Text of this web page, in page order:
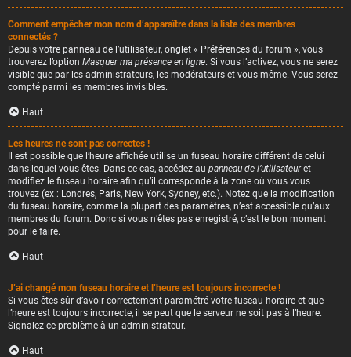
Comment empêcher mon nom d’apparaître dans la liste des membres
connectés ?
Depuis votre panneau de l’utilisateur, onglet « Préférences du forum », vous
trouverez l’option Masquer ma présence en ligne. Si vous l’activez, vous ne serez
visible que par les administrateurs, les modérateurs et vous-même. Vous serez
compté parmi les membres invisibles.
Haut
Les heures ne sont pas correctes !
Il est possible que l’heure affichée utilise un fuseau horaire différent de celui
dans lequel vous êtes. Dans ce cas, accédez au panneau de l’utilisateuret
modifiez le fuseau horaire afin qu’il corresponde à la zone où vous vous
trouvez (ex : Londres, Paris, New York, Sydney, etc.). Notez que la modification
du fuseau horaire, comme la plupart des paramètres, n’est accessible qu’aux
membres du forum. Donc si vous n’êtes pas enregistré, c’est le bon moment
pour le faire.
Haut
J’ai changé mon fuseau horaire et l’heure est toujours incorrecte !
Si vous êtes sûr d’avoir correctement paramétré votre fuseau horaire et que
l’heure est toujours incorrecte, il se peut que le serveur ne soit pas à l’heure.
Signalez ce problème à un administrateur.
Haut